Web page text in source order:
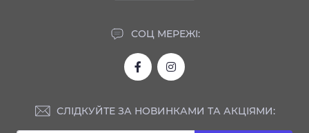
СОЦ МЕРЕЖІ:
СЛІДКУЙТЕ ЗА НОВИНКАМИ ТА АКЦІЯМИ: